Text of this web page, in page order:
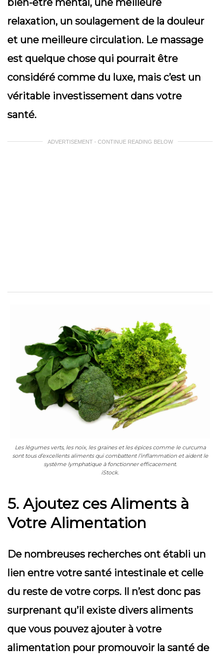
bien-être mental, une meilleure
relaxation, un soulagement de la douleur
et une meilleure circulation. Le massage
est quelque chose qui pourrait être
considéré comme du luxe, mais c’est un
véritable investissement dans votre
santé.
ADVERTISEMENT - CONTINUE READING BELOW
Les légumes verts, les noix, les graines et les épices comme le curcuma
sont tous d’excellents aliments qui combattent l’inflammation et aident le
système lymphatique à fonctionner efficacement.
iStock.
5. Ajoutez ces Aliments à
Votre Alimentation
De nombreuses recherches ont établi un
lien entre votre santé intestinale et celle
du reste de votre corps. Il n’est donc pas
surprenant qu’il existe divers aliments
que vous pouvez ajouter à votre
alimentation pour promouvoir la santé de